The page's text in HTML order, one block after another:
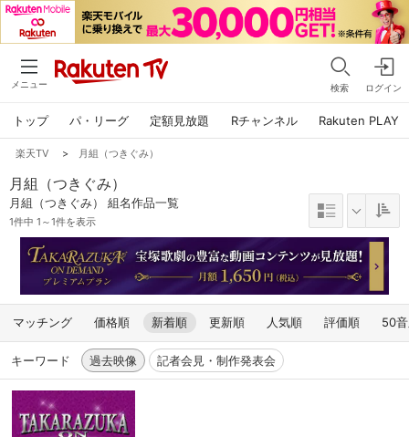
メニュー 検索 ログイン
トップ パ・リーグ 定額見放題 Rチャンネル Rakuten PLAY
楽天TV > 月組（つきぐみ）
月組（つきぐみ）
月組（つきぐみ） 組名作品一覧
1件中 1～1件を表示
マッチング 価格順 新着順 更新順 人気順 評価順 50
キーワード 過去映像 記者会見・制作発表会